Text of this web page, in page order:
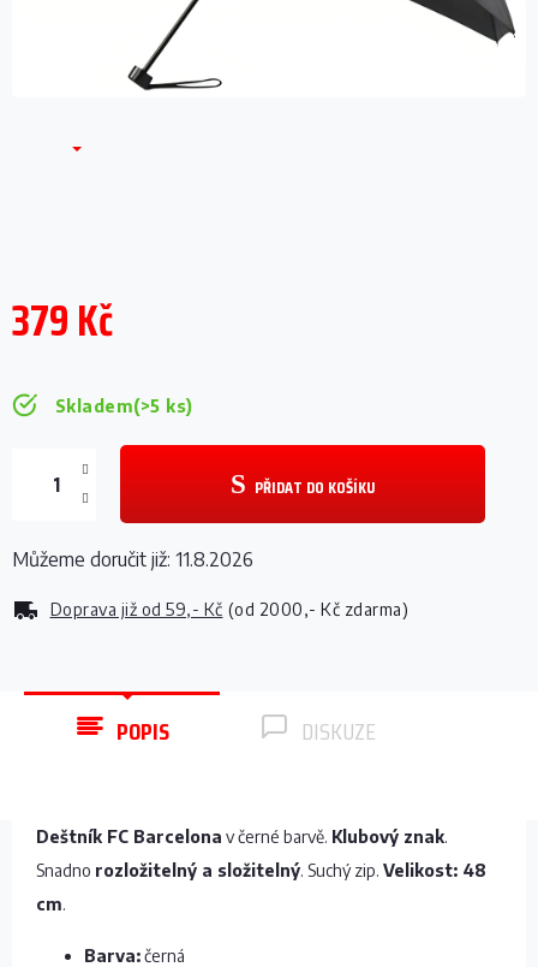
379 Kč
Skladem(>5 ks)
Doprava již od 59,- Kč (od 2000,- Kč zdarma)
PŘIDAT DO KOŠÍKU
Můžeme doručit již: 11.8.2026
POPIS DISKUZE
Deštník FC Barcelona v černé barvě. Klubový znak.
Snadno rozložitelný a složitelný. Suchý zip. Velikost: 48
cm.
Barva:černá